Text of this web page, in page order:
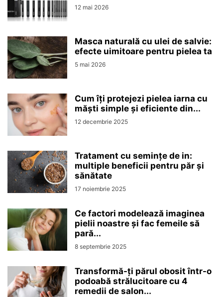
12 mai 2026
Masca naturală cu ulei de salvie:
efecte uimitoare pentru pielea ta
5 mai 2026
Cum îți protejezi pielea iarna cu
măști simple și eficiente din...
12 decembrie 2025
Tratament cu semințe de in:
multiple beneficii pentru păr și
sănătate
17 noiembrie 2025
Ce factori modelează imaginea
pielii noastre și fac femeile să
pară...
8 septembrie 2025
Transformă-ți părul obosit într-o
podoabă strălucitoare cu 4
remedii de salon...